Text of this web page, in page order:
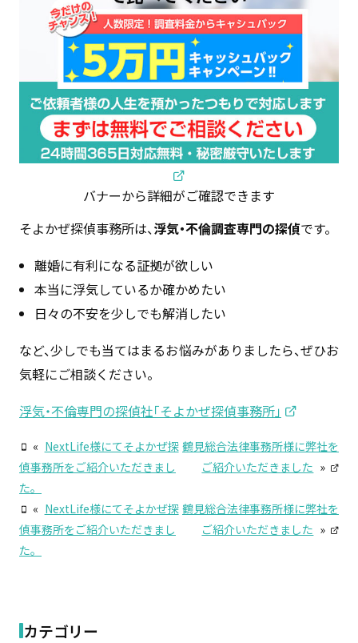
バナーから詳細がご確認できます
そよかぜ探偵事務所は、浮気・不倫調査専門の探偵です。
離婚に有利になる証拠が欲しい
本当に浮気しているか確かめたい
日々の不安を少しでも解消したい
など、少しでも当てはまるお悩みがありましたら、ぜひお
気軽にご相談ください。
浮気・不倫専門の探偵社「そよかぜ探偵事務所」
« NextLife様にてそよかぜ探
偵事務所をご紹介いただきまし
た。
鶴見総合法律事務所様に弊社を
ご紹介いただきました »
« NextLife様にてそよかぜ探
偵事務所をご紹介いただきまし
た。
鶴見総合法律事務所様に弊社を
ご紹介いただきました »
カテゴリー